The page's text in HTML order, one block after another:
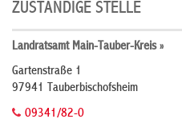
ZUSTÄNDIGE STELLE
Landratsamt Main-Tauber-Kreis »
Gartenstraße 1
97941 Tauberbischofsheim
09341/82-0